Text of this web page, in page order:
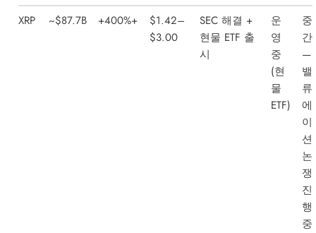
XRP
~$87.7B +400%+
$1.42–
$3.00
SEC 해결 +
현물 ETF 출
시
운
영
중
(현
물
ETF)
중
간
—
밸
류
에
이
션
논
쟁
진
행
중